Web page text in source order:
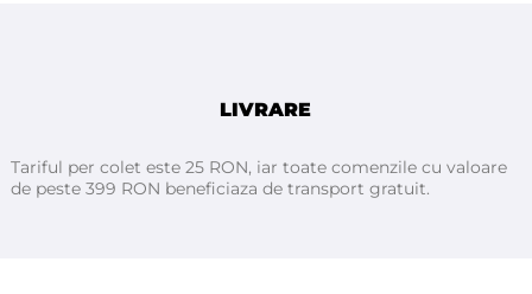
- performanta ridicata
ceara)
LIVRARE
Tariful per colet este 25 RON, iar toate comenzile cu valoare
de peste 399 RON beneficiaza de transport gratuit.